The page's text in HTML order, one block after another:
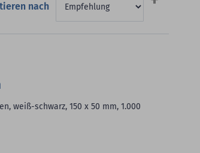
nach
weiß-schwarz, 150 x 50 mm, 1.000